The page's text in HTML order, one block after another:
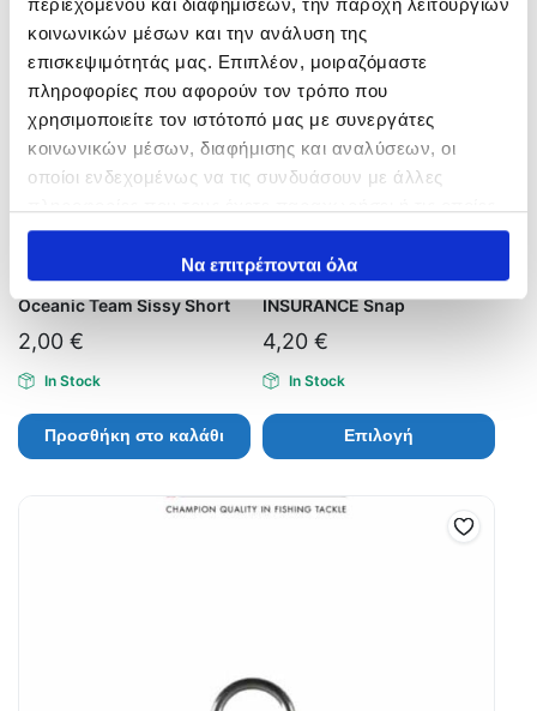
περιεχομένου και διαφημίσεων, την παροχή λειτουργιών
κοινωνικών μέσων και την ανάλυση της
επισκεψιμότητάς μας. Επιπλέον, μοιραζόμαστε
πληροφορίες που αφορούν τον τρόπο που
χρησιμοποιείτε τον ιστότοπό μας με συνεργάτες
κοινωνικών μέσων, διαφήμισης και αναλύσεων, οι
οποίοι ενδεχομένως να τις συνδυάσουν με άλλες
έχουν συλλέξει σε σχέση με την από μέρους σας χρήση
των υπηρεσιών τους.Να επιτρέπονται όλα
Oceanic Team Sissy Short
2,00 €
In Stock
Προσθήκη στο καλάθι
INSURANCE Snap
4,20 €
In Stock
Επιλογή